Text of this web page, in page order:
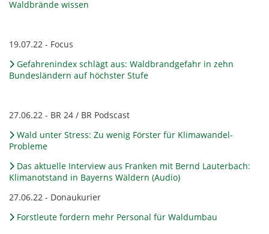
Waldbrände wissen
19.07.22 - Focus
Gefahrenindex schlägt aus: Waldbrandgefahr in zehn
Bundesländern auf höchster Stufe
27.06.22 - BR 24 / BR Podscast
Wald unter Stress: Zu wenig Förster für Klimawandel-
Probleme
Das aktuelle Interview aus Franken mit Bernd Lauterbach:
Klimanotstand in Bayerns Wäldern (Audio)
27.06.22 - Donaukurier
Forstleute fordern mehr Personal für Waldumbau